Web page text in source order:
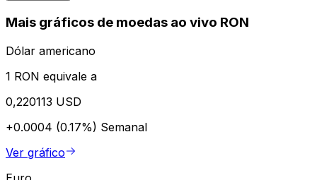
Mais gráficos de moedas ao vivo RON
Dólar americano
1 RON equivale a
0,220113 USD
+0.0004 (0.17%) Semanal
Ver gráfico